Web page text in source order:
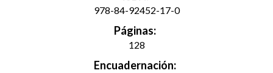
978-84-92452-17-0
Páginas:
128
Encuadernación: